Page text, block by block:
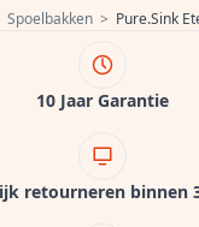
Spoelbakken > Pure.Sink Eternal Quartz Witte
10 Jaar Garantie
retourneren binnen